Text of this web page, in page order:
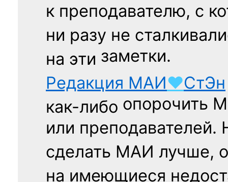
к преподавателю, с
ни разу не
на эти заметки.
Редакция МАИ♥СтЭн
как-либо опорочить
или
сделать МАИ лучше,
на имеющиеся